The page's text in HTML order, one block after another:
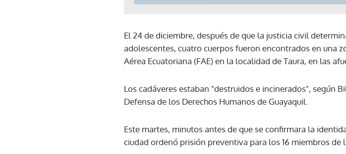
El 24 de diciembre, después de que la justicia civil
adolescentes, cuatro cuerpos fueron encontrados en una
Aérea Ecuatoriana (FAE) en la localidad de Taura, en las
Los cadáveres estaban "destruidos e incinerados", según
Defensa de los Derechos Humanos de Guayaquil.
Este martes, minutos antes de que se confirmara la
ciudad ordenó prisión preventiva para los 16 miembros de